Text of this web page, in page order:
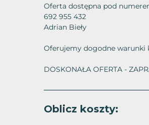
Oferta dostępna pod
692 955 432
Adrian Bieły
Oferujemy dogodne warunki
DOSKONAŁA OFERTA -
Oblicz koszty: